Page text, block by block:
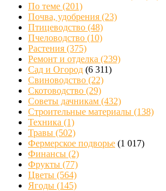
По теме (201)
Почва, удобрения (23)
Птицеводство (48)
Пчеловодство (10)
Растения (375)
Ремонт и отделка (239)
Сад и Огород (6 311)
Свиноводство (22)
Скотоводство (29)
Советы дачникам (432)
Строительные материалы (138)
Техника (1)
Травы (502)
Фермерское подворье (1 017)
Финансы (2)
Фрукты (77)
Цветы (564)
Ягоды (145)